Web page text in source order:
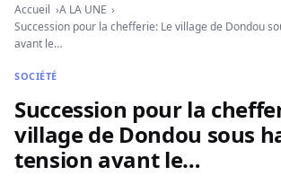
Accueil
A LA UNE
Succession pour la chefferie: Le village de Dondou
avant le…
SOCIÉTÉ
Succession pour la
village de Dondou sous
tension avant le…